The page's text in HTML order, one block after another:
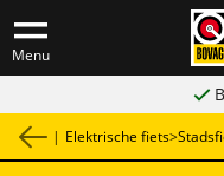
Menu
| Elektrische fiets>